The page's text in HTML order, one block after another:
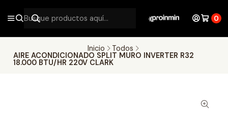
0
Inicio
Todos
AIRE ACONDICIONADO SPLIT MURO INVERTER R32
18.000 BTU/HR 220V CLARK